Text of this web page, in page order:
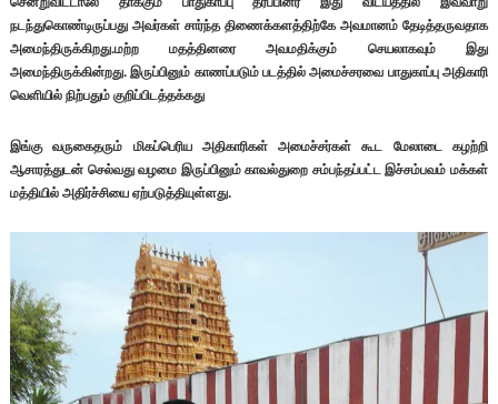
நடந்துகொண்டிருப்பது அவர்கள் சார்ந்த திணைக்களத்திற்கே அவமானம் தேடித்தருவதாக
அமைந்திருக்கிறது.மற்ற மதத்தினரை அவமதிக்கும் செயலாகவும் இது
அமைந்திருக்கின்றது. இருப்பினும் காணப்படும் படத்தில் அமைச்சரவை பாதுகாப்பு அதிகாரி
வெளியில் நிற்பதும் குறிப்பிடத்தக்கது
இங்கு வருகைதரும் மிகப்பெரிய அதிகாரிகள் அமைச்சர்கள் கூட மேலாடை கழற்றி
ஆசாரத்துடன் செல்வது வழமை இருப்பினும் காவல்துறை சம்பந்தப்பட்ட இச்சம்பவம் மக்கள்
மத்தியில் அதிர்ச்சியை ஏற்படுத்தியுள்ளது.